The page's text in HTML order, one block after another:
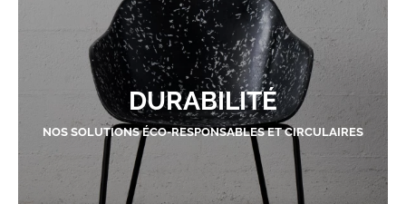
DURABILITÉ
NOS SOLUTIONS ÉCO-RESPONSABLES ET CIRCULAIRES